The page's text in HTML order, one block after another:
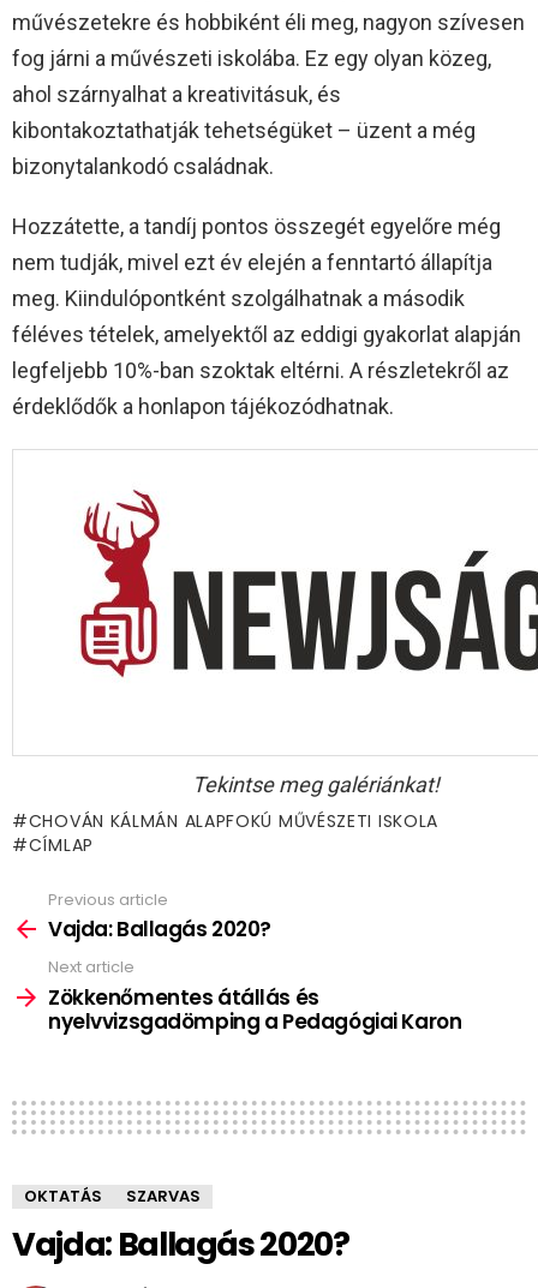
művészetekre és hobbiként éli meg, nagyon szívesen
fog járni a művészeti iskolába. Ez egy olyan közeg,
ahol szárnyalhat a kreativitásuk, és
kibontakoztathatják tehetségüket – üzent a még
bizonytalankodó családnak.
Hozzátette, a tandíj pontos összegét egyelőre még
nem tudják, mivel ezt év elején a fenntartó állapítja
meg. Kiindulópontként szolgálhatnak a második
féléves tételek, amelyektől az eddigi gyakorlat alapján
legfeljebb 10%-ban szoktak eltérni. A részletekről az
érdeklődők a honlapon tájékozódhatnak.
Tekintse meg galériánkat!
CHOVÁN KÁLMÁN ALAPFOKÚ MŰVÉSZETI ISKOLA
CÍMLAP
more
Previous article
Vajda: Ballagás 2020?
Next article
Zökkenőmentes átállás és
nyelvvizsgadömping a Pedagógiai Karon
OKTATÁS SZARVAS
Vajda: Ballagás 2020?